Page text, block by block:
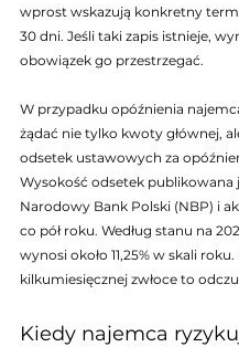
wprost wskazują konkretny
30 dni. Jeśli taki zapis istnieje,
obowiązek go przestrzegać.
W przypadku opóźnienia
żądać nie tylko kwoty głównej,
odsetek ustawowych za
Wysokość odsetek publikowana
Narodowy Bank Polski (NBP) i
co pół roku. Według stanu na
wynosi około 11,25% w skali roku.
kilkumiesięcznej zwłoce to
Kiedy najemca